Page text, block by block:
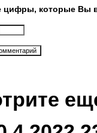
цифры, которые Вы